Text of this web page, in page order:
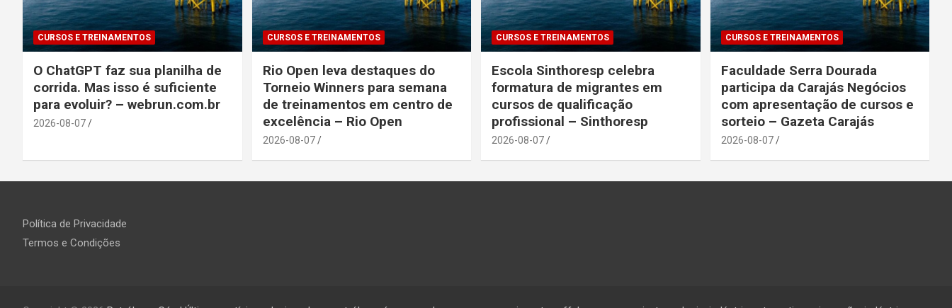
CURSOS E TREINAMENTOS
O ChatGPT faz sua planilha de
corrida. Mas isso é suficiente
para evoluir? – webrun.com.br
2026-08-07
CURSOS E TREINAMENTOS
Rio Open leva destaques do
Torneio Winners para semana
de treinamentos em centro de
excelência – Rio Open
2026-08-07
CURSOS E TREINAMENTOS
Escola Sinthoresp celebra
formatura de migrantes em
cursos de qualificação
profissional – Sinthoresp
2026-08-07
CURSOS E TREINAMENTOS
Faculdade Serra Dourada
participa da Carajás Negócios
com apresentação de cursos e
sorteio – Gazeta Carajás
2026-08-07
Política de Privacidade
Termos e Condições